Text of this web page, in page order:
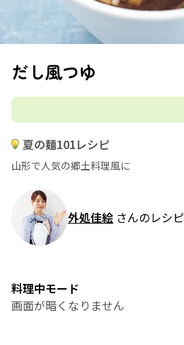
だし風つゆ
夏の麺101レシピ
山形で人気の郷土料理風に
外処佳絵 さんのレシピ
料理中モード
画面が暗くなりません